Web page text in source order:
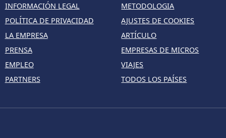
INFORMACIÓN LEGAL
POLÍTICA DE PRIVACIDAD
LA EMPRESA
PRENSA
EMPLEO
PARTNERS
METODOLOGIA
AJUSTES DE COOKIES
ARTÍCULO
EMPRESAS DE MICROS
VIAJES
TODOS LOS PAÍSES